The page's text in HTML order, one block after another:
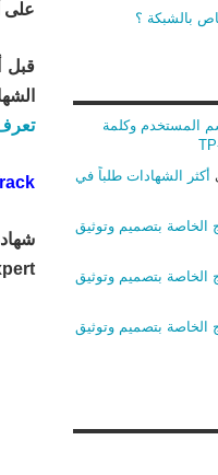
على
قبل
بالشبكة ؟
المستخدم وكلمة
أكثر الشهادات طلباً في
الخاصة بتصميم وتوثيق
الخاصة بتصميم وتوثيق
الخاصة بتصميم وتوثيق